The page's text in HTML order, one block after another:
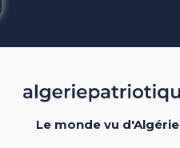
Le monde vu d'Algérie